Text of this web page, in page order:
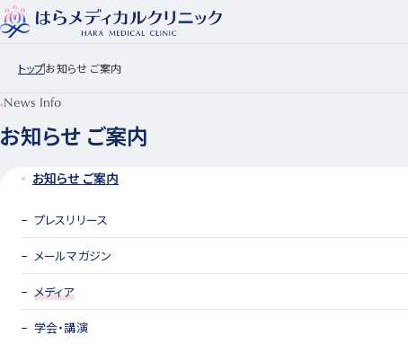
トップお知らせ ご案内
News Info
お知らせ ご案内
お知らせ ご案内
プレスリリース
メールマガジン
メディア
学会・講演